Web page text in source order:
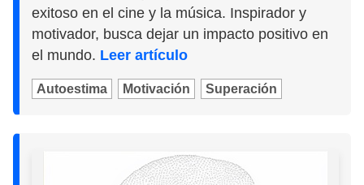
exitoso en el cine y la música. Inspirador y
motivador, busca dejar un impacto positivo en
el mundo. Leer artículo
Autoestima Motivación Superación